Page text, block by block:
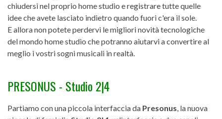
chiudersi nel proprio home studio e registrare tutte quelle
idee che avete lasciato indietro quando fuori c'era il sole.
E allora non potete perdervi le migliori novità tecnologiche
del mondo home studio che potranno aiutarvi a convertire al
meglio i vostri sogni musicali in realtà.
PRESONUS - Studio 2|4
Partiamo con una piccola interfaccia da Presonus , la nuova